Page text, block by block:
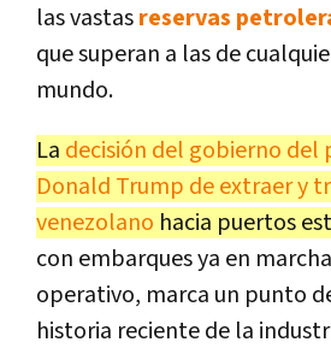
las vastasreservas
que superan a las de
mundo.
La decisión del gobierno del
Donald Trump de extraer y
venezolano hacia puertos
con embarques ya en
operativo, marca un punto
historia reciente de la